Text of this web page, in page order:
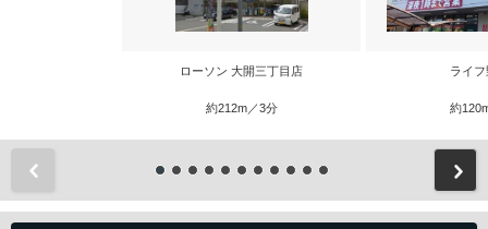
ローソン 大開三丁目店
約212m／3分
ライ
約